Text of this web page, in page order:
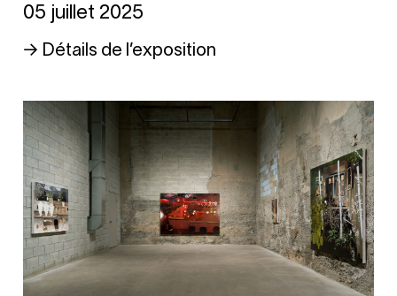
05 juillet 2025
→ Détails de l’exposition